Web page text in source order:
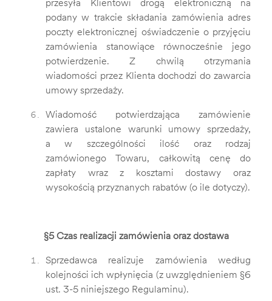
przesyła Klientowi drogą elektroniczną na
podany w trakcie składania zamówienia adres
poczty elektronicznej oświadczenie o przyjęciu
zamówienia stanowiące równocześnie jego
potwierdzenie. Z chwilą otrzymania
wiadomości przez Klienta dochodzi do zawarcia
umowy sprzedaży.
Wiadomość potwierdzająca zamówienie
zawiera ustalone warunki umowy sprzedaży,
a w szczególności ilość oraz rodzaj
zamówionego Towaru, całkowitą cenę do
zapłaty wraz z kosztami dostawy oraz
wysokością przyznanych rabatów (o ile dotyczy).
§5 Czas realizacji zamówienia oraz dostawa
Sprzedawca realizuje zamówienia według
kolejności ich wpłynięcia (z uwzględnieniem §6
ust. 3-5 niniejszego Regulaminu).